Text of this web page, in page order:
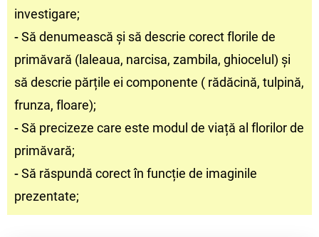
investigare;
-Să denumească și să descrie corect florile de
primăvară (laleaua, narcisa, zambila, ghiocelul) și
să descrie părțile ei componente ( rădăcină, tulpină,
frunza, floare);
-Să precizeze care este modul de viață al florilor de
primăvară;
-Să răspundă corect în funcție de imaginile
prezentate;